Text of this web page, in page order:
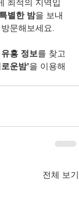
최적의 지역입
별한 밤을 보내
문해보세요.
흥 정보를 찾고
로운밤’을 이용해
전체 보기